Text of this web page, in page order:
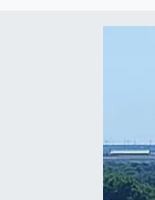
ÖZEL HABER
HALK54